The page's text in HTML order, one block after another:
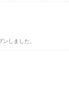
しました。